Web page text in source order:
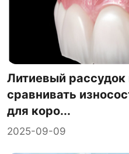
Литиевый рассудок
сравнивать
для коро...
2025-09-09